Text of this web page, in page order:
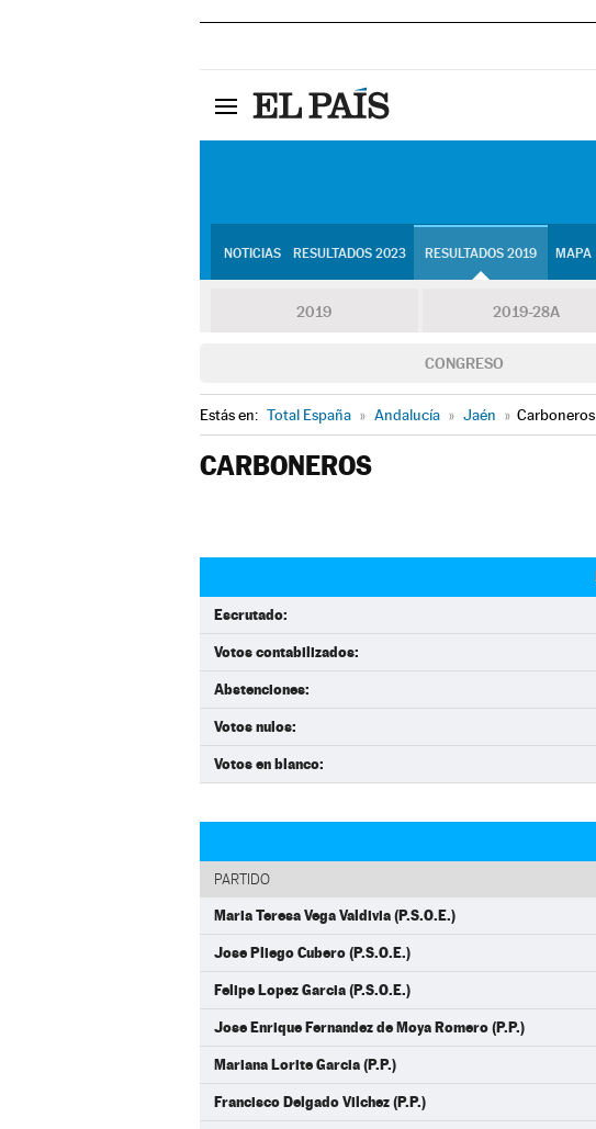
NOTICIAS RESULTADOS 2023 RESULTADOS 2019 MAPA
2019 2019-28A
CONGRESO
Estás en: Total España » Andalucía » Jaén » Carboneros
CARBONEROS
Escrutado:
Votos contabilizados:
Abstenciones:
Votos nulos:
Votos en blanco:
PARTIDO
Maria Teresa Vega Valdivia (P.S.O.E.)
Jose Pliego Cubero (P.S.O.E.)
Felipe Lopez Garcia (P.S.O.E.)
Jose Enrique Fernandez de Moya Romero (P.P.)
Mariana Lorite Garcia (P.P.)
Francisco Delgado Vilchez (P.P.)